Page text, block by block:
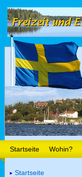
Startseite Wohin?
Startseite